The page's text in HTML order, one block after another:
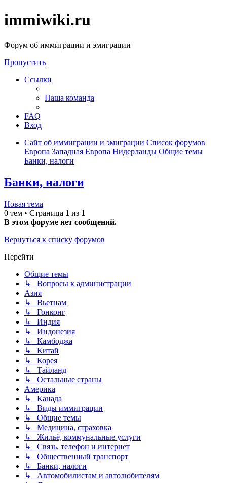
immiwiki.ru
Форум об иммиграции и эмиграции
Пропустить
Ссылки
Наша команда
FAQ
Вход
Сайт об иммиграции и эмиграции Список форумов
Европа Западная Европа Нидерланды Общие темы
Банки, налоги
Банки, налоги
Новая тема
0 тем • Страница 1 из 1
В этом форуме нет сообщений.
Вернуться к списку форумов
Перейти
Общие темы
↳ Вопросы к администрации
Азия
↳ Вьетнам
↳ Гонконг
↳ Индия
↳ Индонезия
↳ Камбоджа
↳ Китай
↳ Корея
↳ Тайланд
↳ Остальные страны
Америка
↳ Канада
↳ Виды иммиграции
↳ Общие темы
↳ Медицина, страховка
↳ Жильё, коммунальные услуги
↳ Связь, телефон и интернет
↳ Общественный транспорт
↳ Банки, налоги
↳ Автомобилистам и автолюбителям